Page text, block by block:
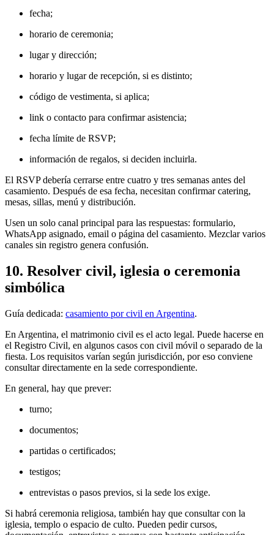
fecha;
horario de ceremonia;
lugar y dirección;
horario y lugar de recepción, si es distinto;
código de vestimenta, si aplica;
link o contacto para confirmar asistencia;
fecha límite de RSVP;
información de regalos, si deciden incluirla.
El RSVP debería cerrarse entre cuatro y tres semanas antes del
casamiento. Después de esa fecha, necesitan confirmar catering,
mesas, sillas, menú y distribución.
Usen un solo canal principal para las respuestas: formulario,
WhatsApp asignado, email o página del casamiento. Mezclar varios
canales sin registro genera confusión.
10. Resolver civil, iglesia o ceremonia
simbólica
Guía dedicada: casamiento por civil en Argentina.
En Argentina, el matrimonio civil es el acto legal. Puede hacerse en
el Registro Civil, en algunos casos con civil móvil o separado de la
fiesta. Los requisitos varían según jurisdicción, por eso conviene
consultar directamente en la sede correspondiente.
En general, hay que prever:
turno;
documentos;
partidas o certificados;
testigos;
entrevistas o pasos previos, si la sede los exige.
Si habrá ceremonia religiosa, también hay que consultar con la
iglesia, templo o espacio de culto. Pueden pedir cursos,